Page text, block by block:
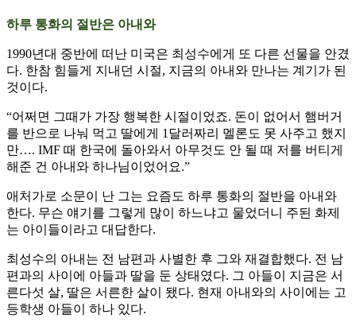
하루 통화의 절반은 아내와
1990년대 중반에 떠난 미국은 최성수에게 또 다른 선물을 안겼
다. 한참 힘들게 지내던 시절, 지금의 아내와 만나는 계기가 된
것이다.
“어쩌면 그때가 가장 행복한 시절이었죠. 돈이 없어서 햄버거
를 반으로 나눠 먹고 딸에게 1달러짜리 멜론도 못 사주고 했지
만…. IMF 때 한국에 돌아와서 아무것도 안 될 때 저를 버티게
해준 건 아내와 하나님이었어요.”
애처가로 소문이 난 그는 요즘도 하루 통화의 절반을 아내와
한다. 무슨 얘기를 그렇게 많이 하느냐고 물었더니 주된 화제
는 아이들이라고 대답한다.
최성수의 아내는 전 남편과 사별한 후 그와 재결합했다. 전 남
편과의 사이에 아들과 딸을 둔 상태였다. 그 아들이 지금은 서
른다섯 살, 딸은 서른한 살이 됐다. 현재 아내와의 사이에는 고
등학생 아들이 하나 있다.